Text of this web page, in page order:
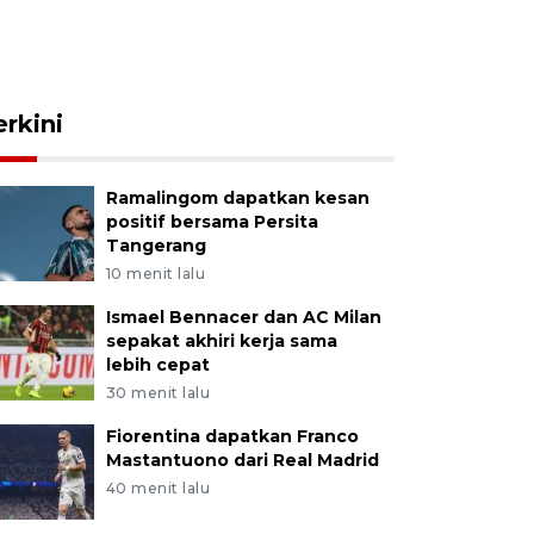
Ramalingom dapatkan kesan
positif bersama Persita
Tangerang
10 menit lalu
Ismael Bennacer dan AC Milan
sepakat akhiri kerja sama
lebih cepat
30 menit lalu
Fiorentina dapatkan Franco
Mastantuono dari Real Madrid
40 menit lalu